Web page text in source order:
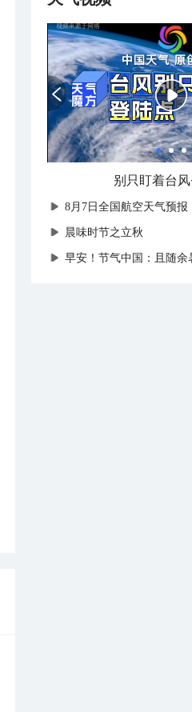
别只盯着台
8月7日全国航空天气预报
晨味时节之立秋
早安！节气中国：且随